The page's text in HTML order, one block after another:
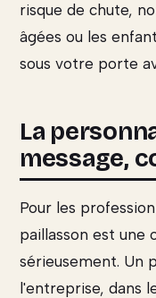
risque de chute,
âgées ou les
sous votre porte
La
message,
Pour les
paillasson est une
sérieusement. Un
l'entreprise, dans